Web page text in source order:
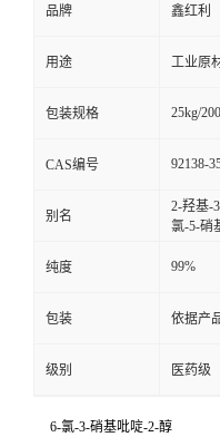
品牌 鑫红利
用途 工业原
包装规格 25kg/
CAS编号 92138-
别名
2-羟基-
氯-5-硝
纯度 99%
包装 依据产
级别 医药级
6-氯-3-硝基吡啶-2-醇